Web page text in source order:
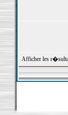
Afficher les